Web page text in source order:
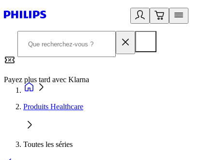
Payez plus tard avec Klarna
Produits Healthcare
Toutes les séries